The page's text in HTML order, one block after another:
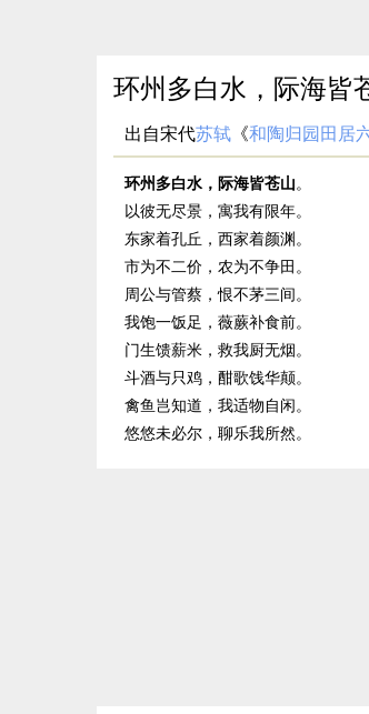
环州多白水，际海皆
出自宋代苏轼 《和陶归园田居
环州多白水，际海皆苍山。
以彼无尽景，寓我有限年。
东家着孔丘，西家着颜渊。
市为不二价，农为不争田。
周公与管蔡，恨不茅三间。
我饱一饭足，薇蕨补食前。
门生馈薪米，救我厨无烟。
斗酒与只鸡，酣歌饯华颠。
禽鱼岂知道，我适物自闲。
悠悠未必尔，聊乐我所然。